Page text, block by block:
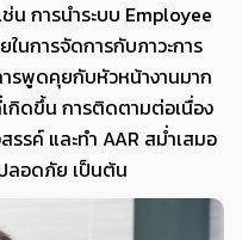
การนำระบบ Employee
นการจัดการกับภาวะการ
รพูดคุยกับหัวหน้างานมาก
กิดขึ้น การติดตามต่อเนื่อง
รค์ และทำ AAR สม่ำเสมอ
ลอดภัย เป็นต้น